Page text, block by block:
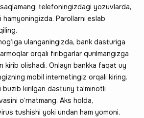
telefoningizdagi yozuvlarda,
Parollarni eslab
ulanganingizda, bank dasturiga
orqali firibgarlar qurilmangizga
kirib olishadi. Onlayn bankka faqat uy
mobil internetingiz orqali kiring.
buzib kirilgan dasturiy ta'minotli
o‘rnatmang. Aks holda,
tushishi yoki undan ham yomoni,